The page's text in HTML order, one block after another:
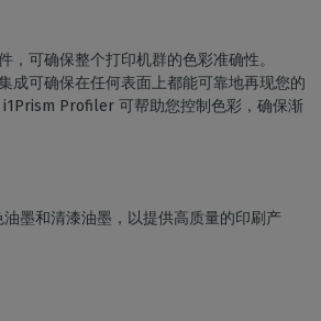
，可确保整个打印机群的色彩准确性。
成可确保在任何表面上都能可靠地再现您的
Profiler 可帮助您控制色彩，确保渐
墨和清漆油墨，以提供高质量的印刷产